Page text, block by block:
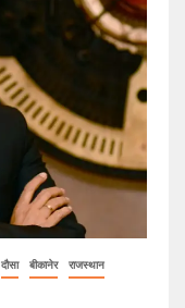
दौसा बीकानेर
राजस्थान